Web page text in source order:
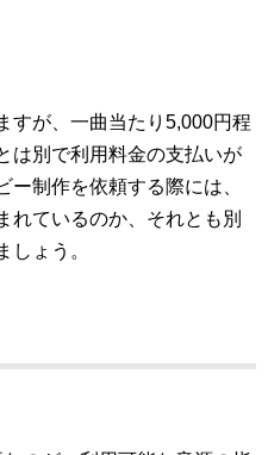
すが、一曲当たり5,000円程
は別で利用料金の支払いが
制作を依頼する際には、
れているのか、それとも別
しょう。